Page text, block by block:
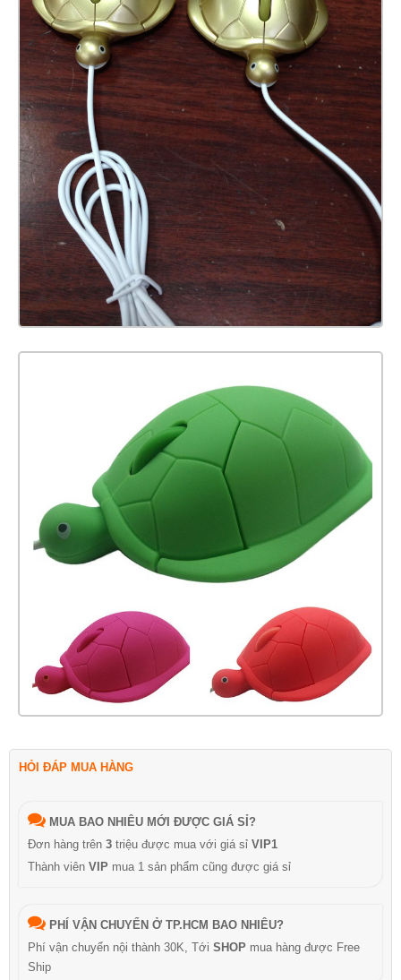
HỎI ĐÁP MUA HÀNG
MUA BAO NHIÊU MỚI ĐƯỢC GIÁ SỈ?
Đơn hàng trên 3 triệu được mua với giá sỉ VIP1
Thành viên VIP mua 1 sản phẩm cũng được giá sỉ
PHÍ VẬN CHUYỂN Ở TP.HCM BAO NHIÊU?
Phí vận chuyển nội thành 30K, Tới SHOP mua hàng được Free
Ship